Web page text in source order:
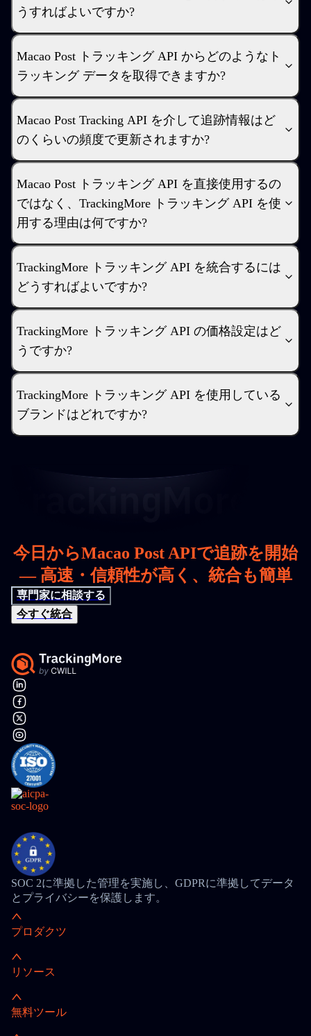
うすればよいですか?
Macao Post トラッキング API からどのようなト
ラッキング データを取得できますか?
Macao Post Tracking API を介して追跡情報はど
のくらいの頻度で更新されますか?
Macao Post トラッキング API を直接使用するの
ではなく、TrackingMore トラッキング API を使
用する理由は何ですか?
TrackingMore トラッキング API を統合するには
どうすればよいですか?
TrackingMore トラッキング API の価格設定はど
うですか?
TrackingMore トラッキング API を使用している
ブランドはどれですか?
今日からMacao Post APIで追跡を開始
— 高速・信頼性が高く、統合も簡単
専門家に相談する
今すぐ統合
SOC 2に準拠した管理を実施し、GDPRに準拠してデータ
とプライバシーを保護します。
プロダクツ
リソース
無料ツール